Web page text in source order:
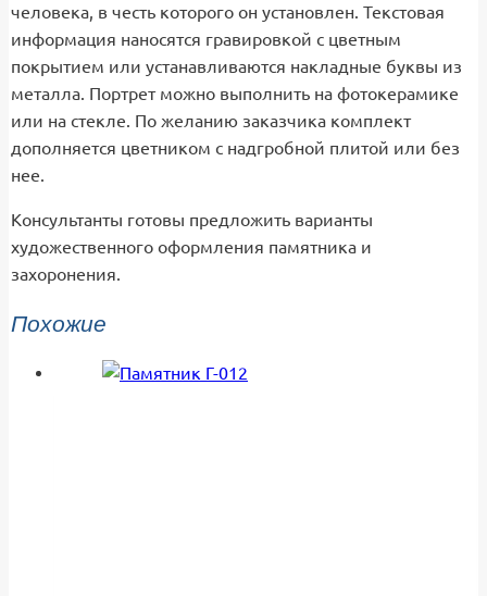
человека, в честь которого он установлен. Текстовая
информация наносятся гравировкой с цветным
покрытием или устанавливаются накладные буквы из
металла. Портрет можно выполнить на фотокерамике
или на стекле. По желанию заказчика комплект
дополняется цветником с надгробной плитой или без
нее.
Консультанты готовы предложить варианты
художественного оформления памятника и
захоронения.
Похожие